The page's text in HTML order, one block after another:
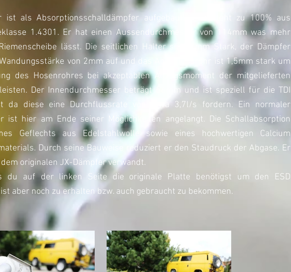
ist als Absorptionsschalldämpfer aufgebaut. Er besteht zu 100% aus
1.4301. Er hat einen Aussendurchmesser von 114mm was mehr
lässt. Die seitlichen Halter sind 3mm Stark, der Dämpfer
von 2mm auf und das Anschlussrohr ist 1,5mm stark um
des Hosenrohres bei akzeptablen Anzugsmoment der mitgelieferten
Der Innendurchmesser beträgt 56mm und ist speziell für die TDI
da diese eine Durchflussrate von etwa 3,7l/s fordern. Ein normaler
ist hier am Ende seiner Möglichkeiten angelangt. Die Schallabsorption
Geflechts aus Edelstahlwolle sowie eines hochwertigen Calcium
Durch seine Bauweise reduziert er den Staudruck der Abgase. Er
originalen JX-Dämpfer verwandt.
du auf der linken Seite die originale Platte benötigst um den ESD
aber noch zu erhalten bzw. auch gebraucht zu bekommen.